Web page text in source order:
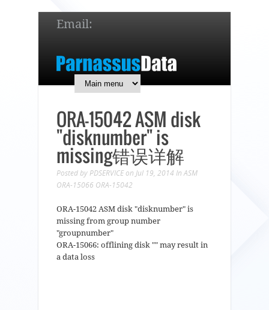
Email:
7 x 24 online support!
ORA-15042 ASM disk
"disknumber" is
missing错误详解
Posted by PDSERVICE on Jul 19, 2014 In ASM
ORA-15066 ORA-15042
ORA-15042 ASM disk "disknumber" is
missing from group number
"groupnumber"
ORA-15066: offlining disk "" may result in
a data loss